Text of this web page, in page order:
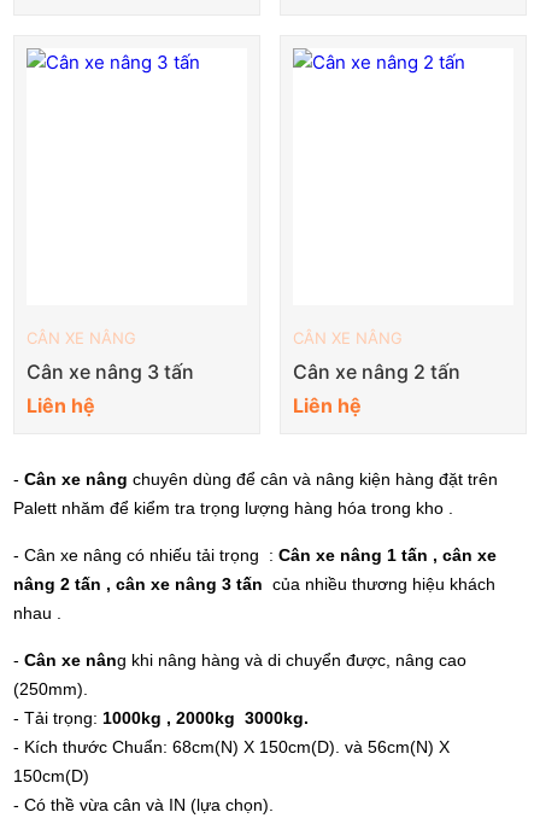
CÂN XE NÂNG
Cân xe nâng 3 tấn
Liên hệ
CÂN XE NÂNG
Cân xe nâng 2 tấn
Liên hệ
-Cân xe nâng chuyên dùng để cân và nâng kiện hàng đặt trên
Palett nhăm để kiểm tra trọng lượng hàng hóa trong kho .
- Cân xe nâng có nhiếu tải trọng : Cân xe nâng 1 tấn , cân xe
nâng 2 tấn , cân xe nâng 3 tấn của nhiều thương hiệu khách
nhau .
-Cân xe nâng khi nâng hàng và di chuyển được, nâng cao
(250mm).
- Tải trọng:1000kg , 2000kg 3000kg.
- Kích thước Chuẩn: 68cm(N) X 150cm(D). và 56cm(N) X
150cm(D)
- Có thề vừa cân và IN (lựa chọn).